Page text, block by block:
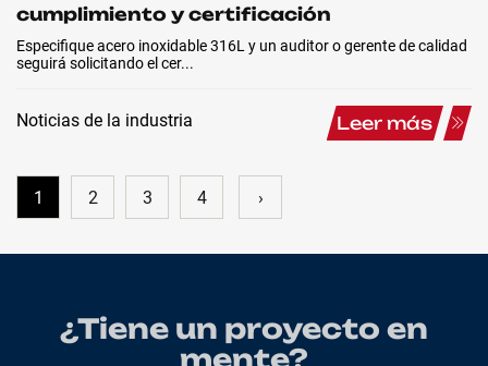
cumplimiento y certificación
Especifique acero inoxidable 316L y un auditor o gerente de calidad
seguirá solicitando el cer...
Noticias de la industria Leer más
1 2 3 4 ›
¿Tiene un proyecto en
mente?